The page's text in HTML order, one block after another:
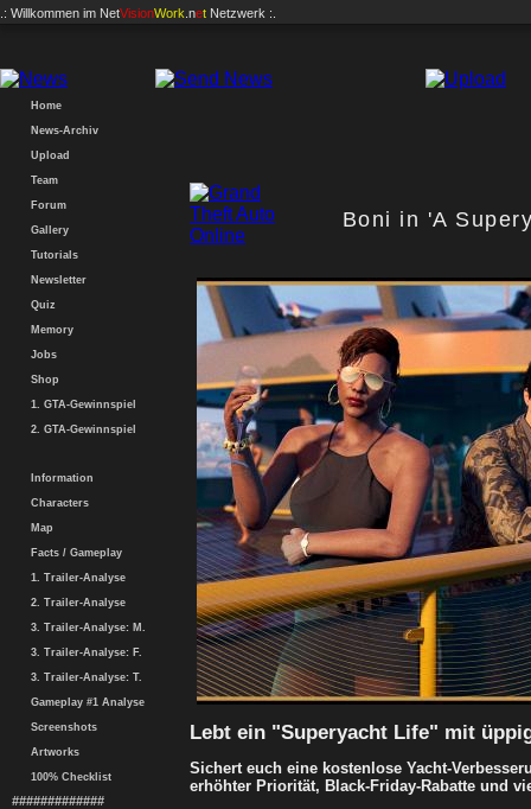
.: Willkommen im NetVisionWork .net Netzwerk :.
Home
News-Archiv
Upload
Team
Forum
Gallery
Tutorials
Newsletter
Quiz
Memory
Jobs
Shop
1. GTA-Gewinnspiel
2. GTA-Gewinnspiel
Information
Characters
Map
Facts / Gameplay
1. Trailer-Analyse
2. Trailer-Analyse
3. Trailer-Analyse: M.
3. Trailer-Analyse: F.
3. Trailer-Analyse: T.
Gameplay #1 Analyse
Screenshots
Artworks
100% Checklist
#############
Boni in 'A
Lebt ein "Superyacht Life" mit
Sichert euch eine kostenlose Yacht-
erhöhter Priorität, Black-Friday-Rabatte und